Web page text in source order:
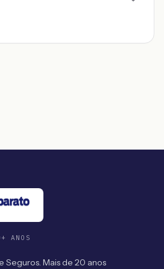
ANOS
Seguros. Mais de 20 anos